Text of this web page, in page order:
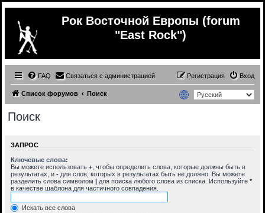
Рок Восточной Европы (forum
"East Rock")
FAQ Связаться с администрацией Вход
Регистрация
Список форумов Поиск
Поиск
ЗАПРОС
Ключевые слова:
Вы можете использовать + , чтобы определить слова, которые должны быть в
результатах, и - для слов, которых в результатах быть не должно. Вы можете
разделить слова символом | для поиска любого слова из списка. Используйте *
в качестве шаблона для частичного совпадения.
Искать все слова